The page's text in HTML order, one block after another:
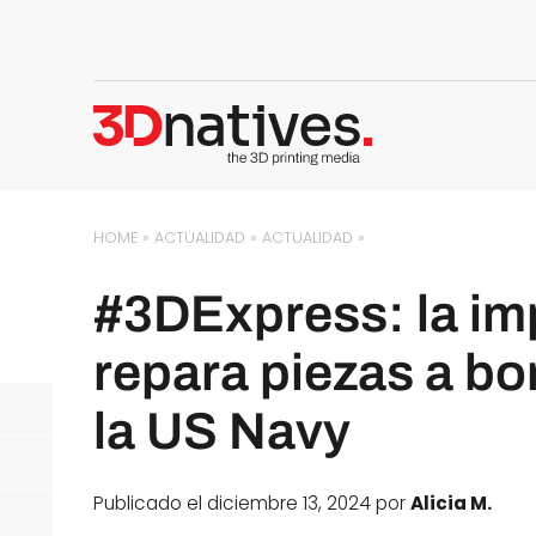
HOME »ACTUALIDAD »ACTUALIDAD »
#3DExpress: la
repara piezas a
la US Navy
Publicado el diciembre 13, 2024 porAlicia M.